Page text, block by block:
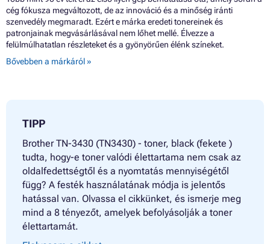
cég fókusza megváltozott, de az innováció és a minőség iránti
szenvedély megmaradt. Ezért e márka eredeti tonereinek és
patronjainak megvásárlásával nem lőhet mellé. Élvezze a
felülmúlhatatlan részleteket és a gyönyörűen élénk színeket.
Bővebben a márkáról »
TIPP
Brother TN-3430 (TN3430) - toner, black (fekete )
tudta, hogy-e toner valódi élettartama nem csak az
oldalfedettségtől és a nyomtatás mennyiségétől
függ? A festék használatának módja is jelentős
hatással van. Olvassa el cikkünket, és ismerje meg
mind a 8 tényezőt, amelyek befolyásolják a toner
élettartamát.